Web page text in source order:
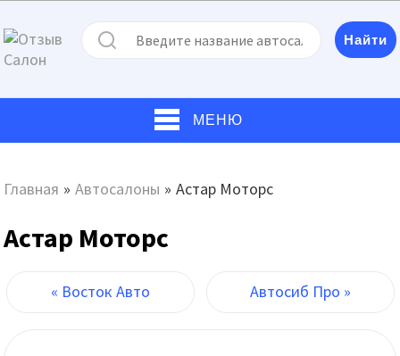
МЕНЮ
Главная » Автосалоны » Астар Моторс
Астар Моторс
« Восток Авто Автосиб Про »